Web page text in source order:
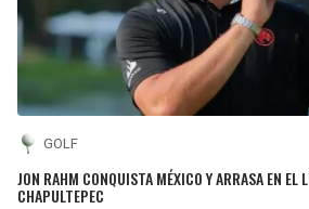
GOLF
JON RAHM CONQUISTA MÉXICO Y ARRASA EN EL
CHAPULTEPEC